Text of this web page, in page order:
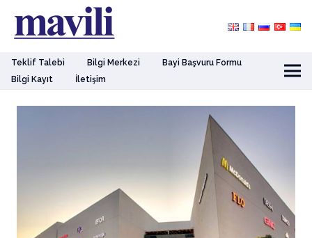
Teklif Talebi Bilgi Merkezi
Bayi Başvuru Formu
Bilgi Kayıt
İletişim